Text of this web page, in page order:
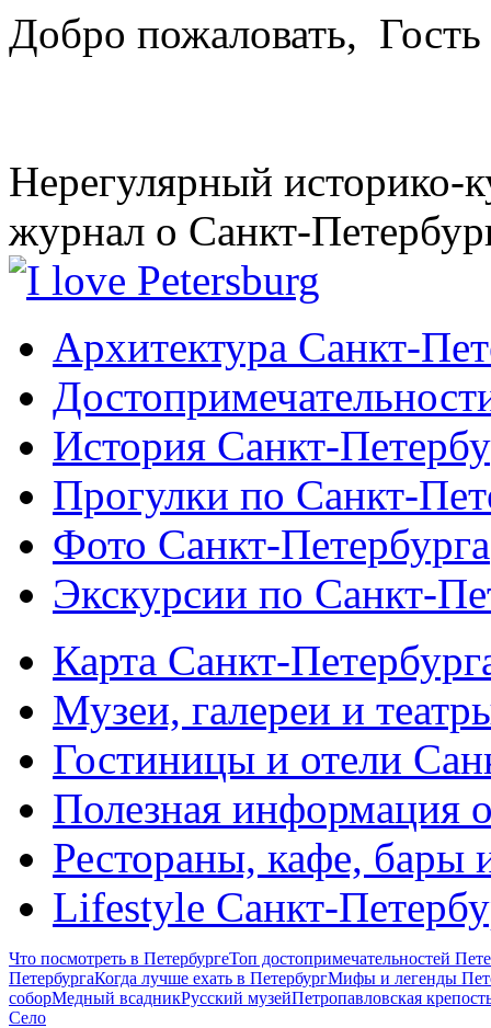
Добро пожаловать, Гость
Нерегулярный историко-
журнал о Санкт-
Архитектура Санкт-
История Санкт-
Прогулки по Санкт-
Фото Санкт-Петербурга
Экскурсии по Санкт-
Карта Санкт-
Музеи, галереи и
Гостиницы и отели
Полезная информация
Рестораны, кафе, бары
Lifestyle Санкт-
Что посмотреть в ПетербургеТоп достопримечательностей
ПетербургаКогда лучше ехать в ПетербургМифы и легенды
соборМедный всадникРусский музейПетропавловская
Село